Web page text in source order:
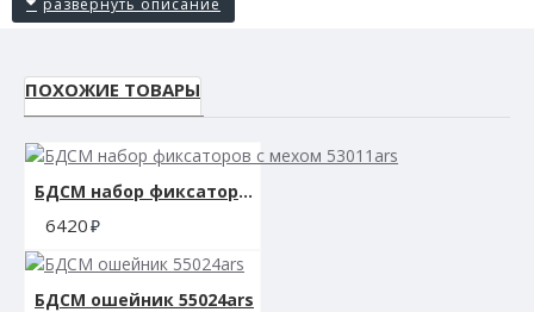
ПОХОЖИЕ ТОВАРЫ
БДСМ набор фиксаторов с мехом 53011ars
6420
БДСМ ошейник 55024ars